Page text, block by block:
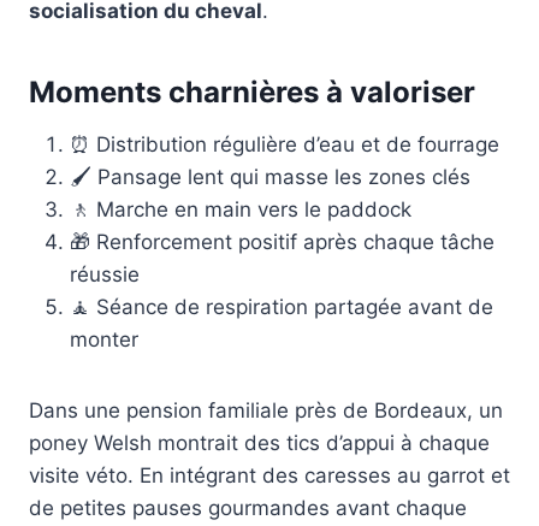
socialisation du cheval.
Moments charnières à valoriser
⏰ Distribution régulière d’eau et de fourrage
🖌️ Pansage lent qui masse les zones clés
🚶 Marche en main vers le paddock
🎁 Renforcement positif après chaque tâche
réussie
🧘 Séance de respiration partagée avant de
monter
Dans une pension familiale près de Bordeaux, un
poney Welsh montrait des tics d’appui à chaque
visite véto. En intégrant des caresses au garrot et
de petites pauses gourmandes avant chaque